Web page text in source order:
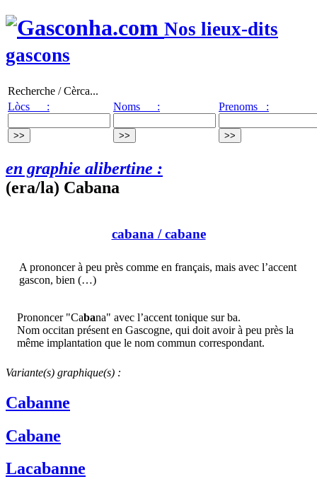
Nos lieux-dits
gascons
Recherche / Cèrca...
Lòcs :
Noms : Prenoms :
en graphie alibertine :
(era/la) Cabana
cabana/ cabane
A prononcer à peu près comme en français, mais avec l’accent
gascon, bien (…)
Prononcer "Cabana" avec l’accent tonique sur ba.
Nom occitan présent en Gascogne, qui doit avoir à peu près la
même implantation que le nom commun correspondant.
Variante(s) graphique(s) :
Cabanne
Cabane
Lacabanne